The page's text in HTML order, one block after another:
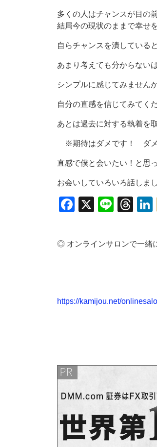
多くの人はチャンスが目の
結局今の現状のままで幸せ
自らチャンスを潰している
あまり考えても分からない
シンプルに感じてみません
自分の直感を信じてみてく
あとは過去に対する執着を
※期待はダメです！ ダメ
直感で僕と会いたい！と思
お会いしていろいろ話しま
Facebook
X Line
◎ オンラインサロンで一緒
https://kamijou.net/